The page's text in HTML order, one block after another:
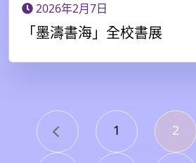
2026年2月7日
「墨濤書海」全校書展
1 2